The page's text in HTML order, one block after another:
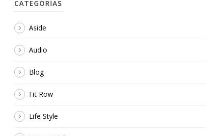
CATEGORÍAS
Aside
Audio
Blog
Fit Row
Life Style